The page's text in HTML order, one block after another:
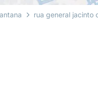
rua general jacinto